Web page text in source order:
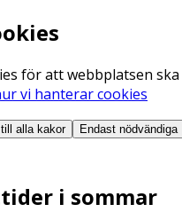
för att webbplatsen
vi hanterar cookies
alla kakor Endast nödvändiga
i sommar